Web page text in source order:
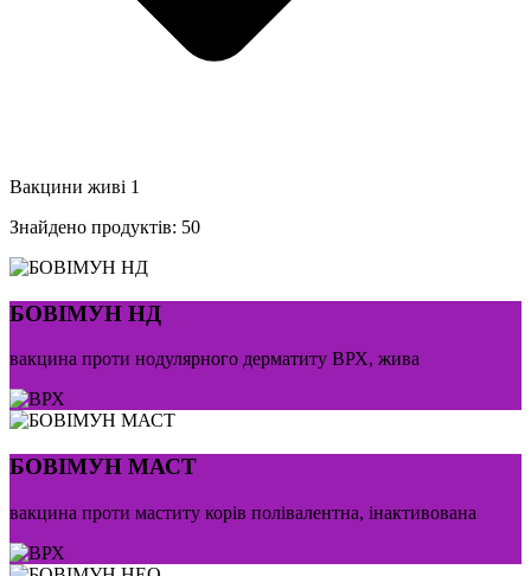
Вакцини живі 1
Знайдено продуктів: 50
БОВІМУН НД
вакцина проти нодулярного дерматиту ВРХ, жива
БОВІМУН МАСТ
вакцина проти маститу корів полівалентна, інактивована